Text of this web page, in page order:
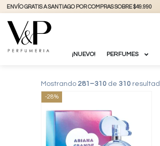
+56 9 3877 3738 @vyp_store.chile
¡NUEVO! PERFUMES
Mostrando 281–310de 310
-28%